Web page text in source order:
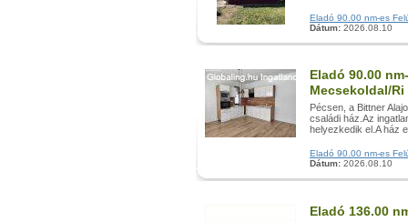
Eladó 90.00 nm-es
Dátum: 2026.08.10
Eladó 90.00
Mecsekoldal/Ri
Pécsen, a Bittner
családi ház.Az
helyezkedik el.A ház
Eladó 90.00 nm-es
Dátum: 2026.08.10
Eladó 136.00